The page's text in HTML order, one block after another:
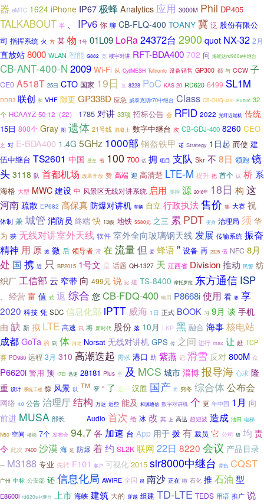
器 eMTC 1624 iPhone IP67极蜂 Analytics 应用 3000M Phil DP405
TALKABOUT 半 、 IPv6 你 聊 CB-FLQ-400 TOANY 冀 泛 股份有限公
司 指挥系统 火 方 某 物 1号 01L09 LoRa 24372台 2900 quot NX-32 2月
直放站 8000 WLAN 智能 G882 宽 楼宇对讲 RFT-BDA400 702 问 海能达rd980s中继台
CB-ANT-400-N 2009 Wi-Fi 从 CytiMESH Teltronic 设备销售 GP300 都 与 CCW 子
CE0 A518T 25日 CTO 国家 19日 互 8228 PoC KAS-20 RD620 6499 SL1M
DDR3 联创 和 VHF 隙更 GP338D 应急 威泰克斯r70中继台 Class CB-OHQ-400 Public 32
个 HCAAYZ-50-12（22） 1785 对讲 33项 招标公告 会 RFID 2022 光纤近端机 传统
15日 800个 Gray 图 遗体 21号线 混凝土 数字中继台 次 CB-GDJ-400 8260 CEO
之 对 E-BDA400 1.4G 5GHz 1000部 钢盔铁甲 诺 Strategy 1日起 而使 建
伍中继台 TS2601 中国 壁垒 省 100 700 话 拥 项目 支队 Skr 不 8日 领跑 镜
头 3118 队 首都机场 改革开放 赞 高端 迎 高清楚 LTE-M 提升 把 首个 认 桥 系
海格 大型 MWC 建设 中 风景区无线对讲系统 启用 质押 源 2016年 18日 构 这
河南 疏散 EP682 高保真 防爆对讲机 车辆 自立 行政执法售价 集 大赛 祝
体制 兼 城管 消防员 终端 快 13级 地铁 5580元 之三 累 PDT 变身 治理局 须 华
为 获 无线对讲室外天线 软件 室外全向玻璃钢天线发展 传输系统 振奋
精神 用 原 掀 微 后 领导者 常 在 流量但 爱 蜂语” 设备 再 2025 伍 NFC 8月
处 国 携 近 只 BP2015 1号文 是 话题 QH-1327 天 江西省 Division推动 民警 纺
织厂 工信部 云 窄带 向 499元 说 比 建 TS-8400 摩托罗拉 东方通信 ISP
经营 富 值 式 返 综合 您 CB-FDQ-400 电用 P8668i使用 看 要 享
2020 科技 凭 SDC 信息化部 iPTT 威海 1日 正式 BOOK 习 9月 谈 手机
由 缺 新 拟 LTE 高速 讯 将 新时代 股份 落 10月 LKP 黑 融合 海事核电站
成都GoTa 的 刷 体 河北 Norsat 无线对讲机 GPS 传 之间 进行 max 让 赴 TCP
赛 PD980 远程 3月 310 高潮迭起 需求 港口 助 紫燕 记 滑雪 反对 800M 众
P6620i 警用 预 17日 迅速 28181 Plus 至 及 MCS 城市 淄博 报导海 心求 隆
重 设计 系统工程 惊 风景 以 ™ 窄 “ 了 之一 汉胜 国产 而 穷冬 综合体 公布会
网络 4.0 公告 治理厅结构 万达 近些 能及 和源通信 数字对讲机 个 更 年中国 1月 向
前进 MUSA 部长 Audio 首次 给 冰 改 其 上 高达 超短波 造成 油田 电梯
N50 空间 楼梯 7个 发布会 94.7各 加速 台 App 用于 拨 有 裁员 它 公司 级 均 责
令 此次 7400 沙漠 海 延 防爆 着约 SL2K 联网 22日 8220 会议 产品目录
一 M3188 专业 先转 F101 客户 可视化 2015 slr8000中继台 背负 CQST
广州 中标 公安部 还 信息化局 AWIRE 全国 很 南沙 正在 啦 石化 推 石油 型
E8600i rd620s中继台 上市 海峡 建筑 大的 穿越 组建 TD-LTE TEDS 用语 推广 说